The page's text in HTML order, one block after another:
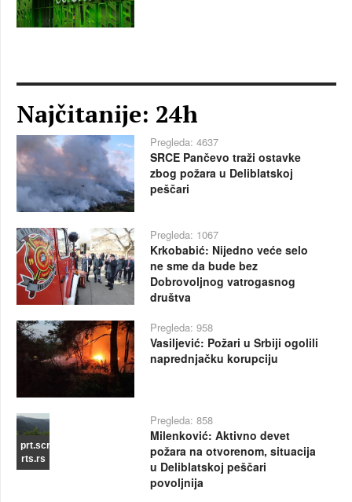
Najčitanije: 24h
Pregleda: 4637
SRCE Pančevo traži ostavke
zbog požara u Deliblatskoj
peščari
Pregleda: 1067
Krkobabić: Nijedno veće selo
ne sme da bude bez
Dobrovoljnog vatrogasnog
društva
Pregleda: 958
Vasiljević: Požari u Srbiji ogolili
naprednjačku korupciju
prt.scr
rts.rs
Pregleda: 858
Milenković: Aktivno devet
požara na otvorenom, situacija
u Deliblatskoj peščari
povoljnija